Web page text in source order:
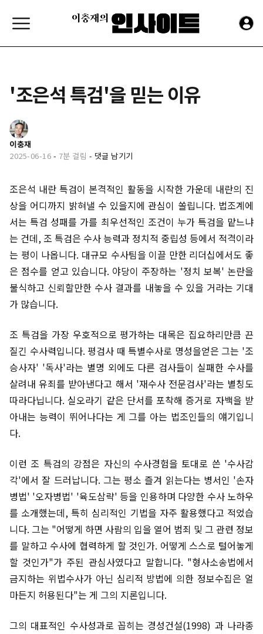
'조은석 특검'을 믿는 이유
이충재
2025-06-16 - 7분 걸림 - 댓글 남기기
조은석 내란 특검이 본격적인 활동을 시작한 가운데 내란의 진
상을 어디까지 밝혀낼 수 있을지에 관심이 쏠립니다. 법조계에
서는 특검 성패를 가를 최우선적인 조건이 누가 특검을 맡느냐
는 건데, 조 특검은 수사 능력과 정치적 중립성 등에서 적격이라
는 평이 나옵니다. 대규모 수사팀을 이끌 만한 리더십에서도 좋
은 점수를 얻고 있습니다. 야당이 주장하는 '정치 보복' 논란을
불식하고 신뢰할만한 수사 결과를 내놓을 수 있을 거라는 기대
가 많습니다.
조 특검을 가장 우호적으로 평가하는 대목은 집요하리만큼 끈
질긴 수사력입니다. 평검사 때 특별수사로 명성을얻은 그는 '조
승사자' '독사'라는 별명 외에도 다른 검사들이 실패한 수사를
살려내 유죄를 받아낸다고 해서 '재수사 전문검사'라는 별칭도
따라다닙니다. 실오라기 같은 단서를 포착해 증거로 자백을 받
아내는 능력이 뛰어나다는 게 그를 아는 법조인들의 얘기입니
다.
이런 조 특검의 강점은 자신의 수사경험을 토대로 쓴 '수사감
각'에서 잘 드러납니다. 그는 평소 즐겨 읽는다는 병서인 '손자
병법' '오자병법' '육도삼략' 등을 인용하며 다양한 수사 노하우
를 소개했는데, 특히 심리적인 기법을 자주 활용했다고 적었습
니다. 그는 "어떻게 하면 사람의 입을 열어 범죄 및 그 관련 정보
를 말하고 수사에 협력하게 할 것인가. 어떻게 스스로 털어놓게
할 것인가"가 주된 관심사였다고 말합니다. "형사소송법에서
금지하는 위법수사가 아닌 심리적 방법에 의한 정보수집은 얼
마든지 허용된다"는 게 그의 지론입니다.
그의 대표적인 수사성과로 꼽히는 경성건설(1998) 과 나라종